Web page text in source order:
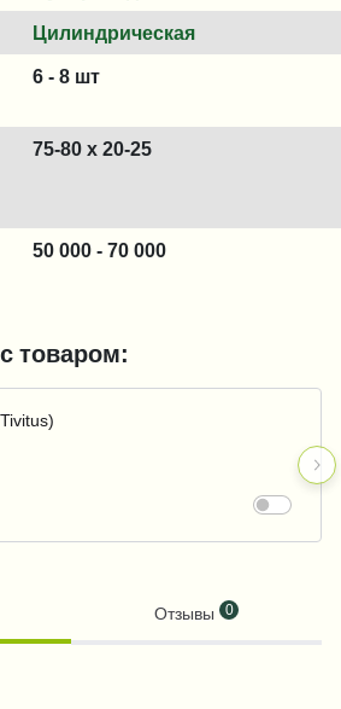
Цилиндрическая
6 - 8 шт
75-80 х 20-25
50 000 - 70 000
товаром:
Отзывы 0